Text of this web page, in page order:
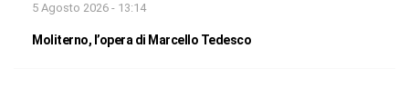
5 Agosto 2026 - 13:14
Moliterno, l’opera di Marcello Tedesco